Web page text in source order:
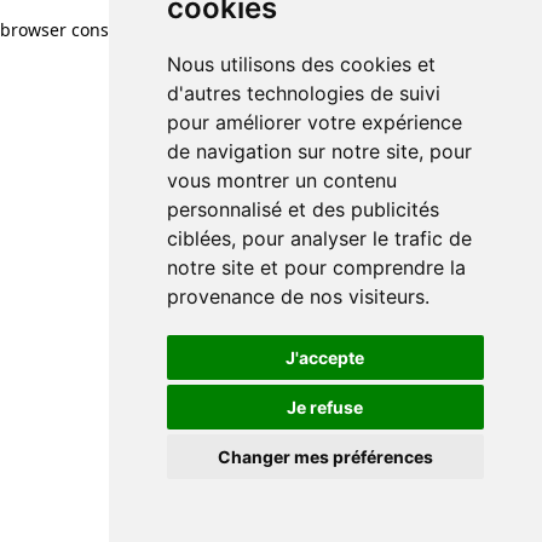
cookies
Nous utilisons des cookies et
d'autres technologies de suivi
pour améliorer votre expérience
de navigation sur notre site, pour
vous montrer un contenu
personnalisé et des publicités
ciblées, pour analyser le trafic de
notre site et pour comprendre la
provenance de nos visiteurs.
J'accepte
Je refuse
Changer mes préférences
browser console for more information)